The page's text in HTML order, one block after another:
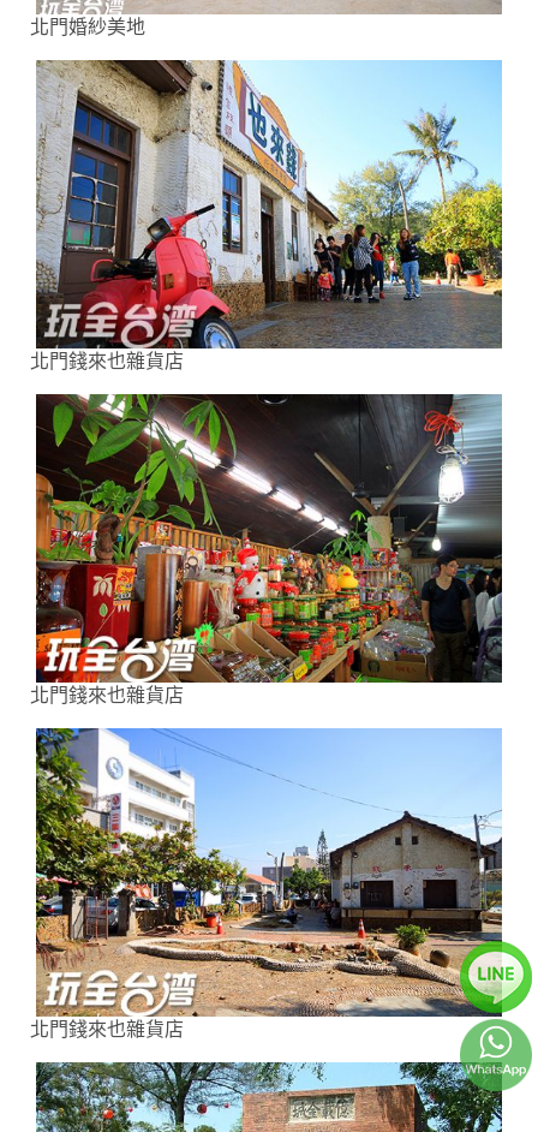
北門婚紗美地
北門錢來也雜貨店
北門錢來也雜貨店
北門錢來也雜貨店